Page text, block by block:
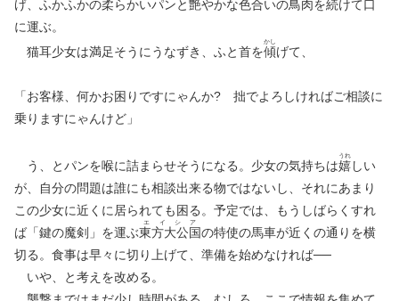
げ、ふかふかの柔らかいパンと艶やかな色合いの鳥肉を続けて口
に運ぶ。
猫耳少女は満足そうにうなずき、ふと首を傾
かし
げて、
「お客様、何かお困りですにゃんか? 拙でよろしければご相談に
乗りますにゃんけど」
う、とパンを喉に詰まらせそうになる。少女の気持ちは嬉
うれ
しい
が、自分の問題は誰にも相談出来る物ではないし、それにあまり
この少女に近くに居られても困る。予定では、もうしばらくすれ
ば「鍵の魔剣」を運ぶ東方大公国
エイシア
の特使の馬車が近くの通りを横
切る。食事は早々に切り上げて、準備を始めなければ──
いや、と考えを改める。